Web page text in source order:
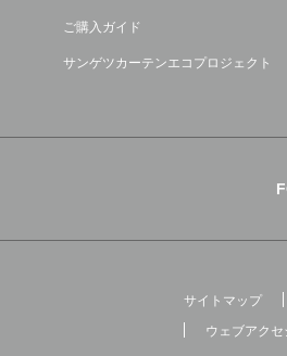
ご購入ガイド
サンゲツカーテンエコプロジェクト
サイトマップ
ウェブアク